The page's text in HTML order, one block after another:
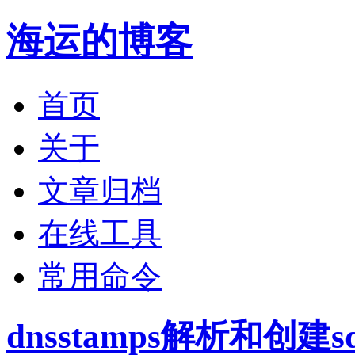
海运的博客
首页
关于
文章归档
在线工具
常用命令
dnsstamps解析和创建